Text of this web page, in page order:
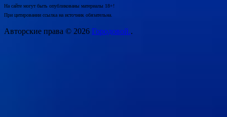
На сайте могут быть опубликованы материалы 18+!
При цитировании ссылка на источник обязательна.
Авторские права © 2026 Городовой..